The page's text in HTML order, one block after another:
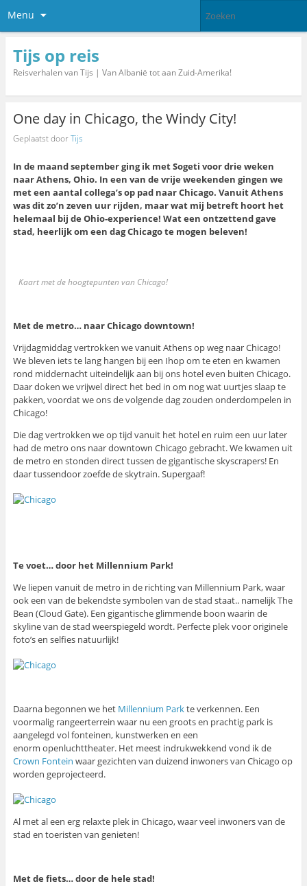
Menu
Tijs op reis
Reisverhalen van Tijs | Van Albanië tot aan Zuid-Amerika!
One day in Chicago, the Windy City!
Geplaatst doorTijs
In de maand september ging ik met Sogeti voor drie weken
naar Athens, Ohio. In een van de vrije weekenden gingen we
met een aantal collega’s op pad naar Chicago. Vanuit Athens
was dit zo’n zeven uur rijden, maar wat mij betreft hoort het
helemaal bij de Ohio-experience! Wat een ontzettend gave
stad, heerlijk om een dag Chicago te mogen beleven!
Kaart met de hoogtepunten van Chicago!
Met de metro… naar Chicago downtown!
Vrijdagmiddag vertrokken we vanuit Athens op weg naar Chicago!
We bleven iets te lang hangen bij een Ihop om te eten en kwamen
rond middernacht uiteindelijk aan bij ons hotel even buiten Chicago.
Daar doken we vrijwel direct het bed in om nog wat uurtjes slaap te
pakken, voordat we ons de volgende dag zouden onderdompelen in
Chicago!
Die dag vertrokken we op tijd vanuit het hotel en ruim een uur later
had de metro ons naar downtown Chicago gebracht. We kwamen uit
de metro en stonden direct tussen de gigantische skyscrapers! En
daar tussendoor zoefde de skytrain. Supergaaf!
Te voet… door het Millennium Park!
We liepen vanuit de metro in de richting van Millennium Park, waar
ook een van de bekendste symbolen van de stad staat.. namelijk The
Bean (Cloud Gate). Een gigantische glimmende boon waarin de
skyline van de stad weerspiegeld wordt. Perfecte plek voor originele
foto’s en selfies natuurlijk!
Daarna begonnen we het Millennium Parkte verkennen. Een
voormalig rangeerterrein waar nu een groots en prachtig park is
aangelegd vol fonteinen, kunstwerken en een
enorm openluchttheater. Het meest indrukwekkend vond ik de
Crown Fontein waar gezichten van duizend inwoners van Chicago op
worden geprojecteerd.
Al met al een erg relaxte plek in Chicago, waar veel inwoners van de
stad en toeristen van genieten!
Met de fiets… door de hele stad!